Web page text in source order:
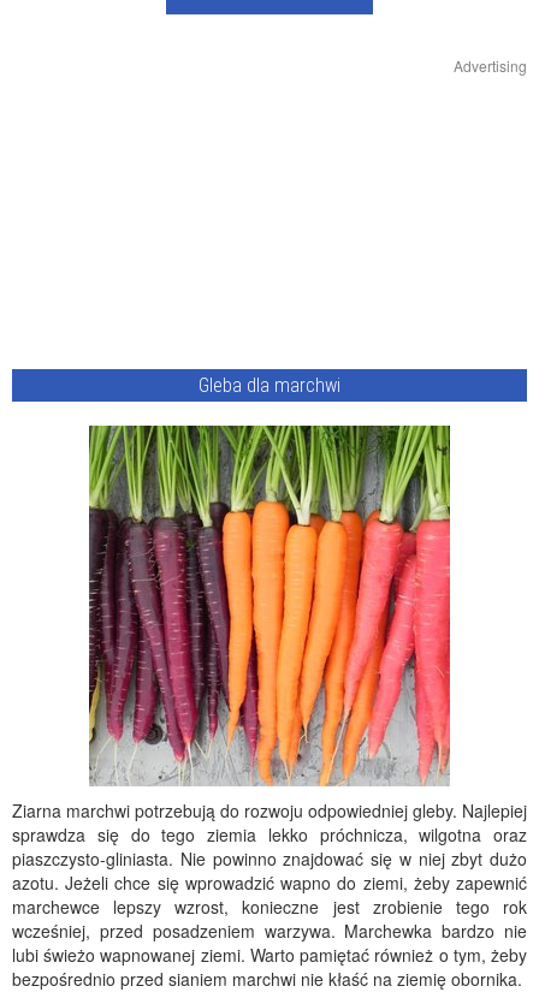
Advertising
Gleba dla marchwi
Ziarna marchwi potrzebują do rozwoju odpowiedniej gleby. Najlepiej
sprawdza się do tego ziemia lekko próchnicza, wilgotna oraz
piaszczysto-gliniasta. Nie powinno znajdować się w niej zbyt dużo
azotu. Jeżeli chce się wprowadzić wapno do ziemi, żeby zapewnić
marchewce lepszy wzrost, konieczne jest zrobienie tego rok
wcześniej, przed posadzeniem warzywa. Marchewka bardzo nie
lubi świeżo wapnowanej ziemi. Warto pamiętać również o tym, żeby
bezpośrednio przed sianiem marchwi nie kłaść na ziemię obornika.